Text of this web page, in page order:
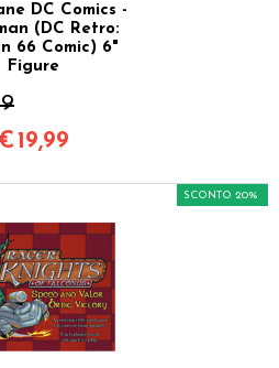
DC Comics -
(DC Retro:
66 Comic) 6"
Figure
19,99
SCONTO 20%